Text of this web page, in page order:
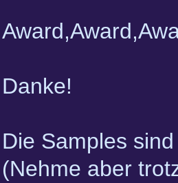
Danke!
Die Samples
(Nehme aber